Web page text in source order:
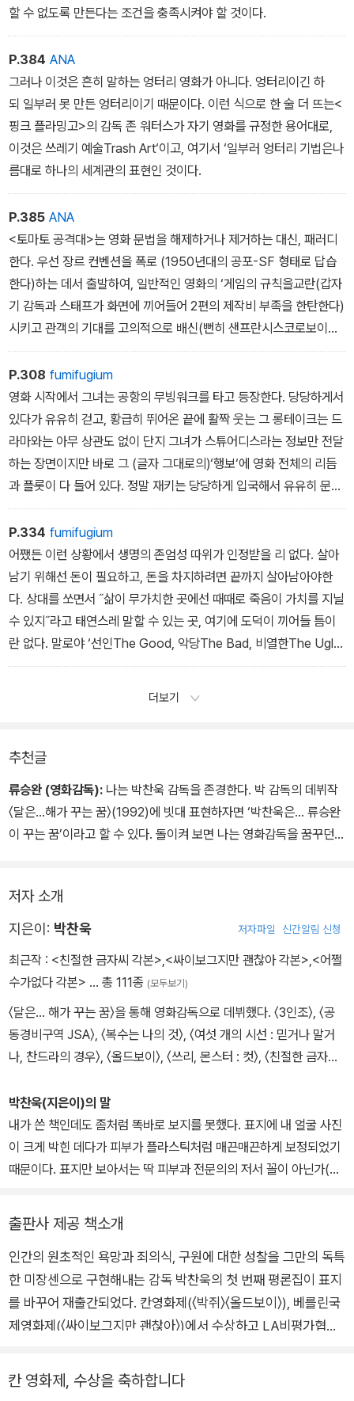
할 수 없도록 만든다는 조건을 충족시켜야 할 것이다.
P.384 ANA
그러나 이것은 흔히 말하는 엉터리 영화가 아니다. 엉터리이긴 하
되 일부러 못 만든 엉터리이기 때문이다. 이런 식으로 한 술 더 뜨는<
핑크 플라밍고>의 감독 존 워터스가 자기 영화를 규정한 용어대로,
이것은 쓰레기 예술Trash Art‘이고, 여기서 ‘일부러 엉터리 기법은나
름대로 하나의 세계관의 표현인 것이다.
P.385 ANA
<토마토 공격대>는 영화 문법을 해제하거나 제거하는 대신, 패러디
한다. 우선 장르 컨벤션을 폭로 (1950년대의 공포-SF 형태로 답습
한다)하는 데서 출발하여, 일반적인 영화의 ‘게임의 규칙을교란(갑자
기 감독과 스태프가 화면에 끼어들어 2편의 제작비 부족을 한탄한다)
시키고 관객의 기대를 고의적으로 배신(뻔히 샌프란시스코로보이
는 거리 장면에 태연스럽게 ‘뉴욕‘ 이란 커다란 자막을 넣는다)하는나
머지, 끝내는 영화 자체를 조롱(<돌아온 킬러 토마토>에서는, <가슴
이 큰 계집애들, 해변으로 간다. 그리고 브래지어를 벗다>라는 허구
의 영화 속 영화가 본 영화와 수시로 뒤섞인다)하는 지경에 까지이른
다.
P.308 fumifugium
영화 시작에서 그녀는 공항의 무빙워크를 타고 등장한다. 당당하게서
있다가 유유히 걷고, 황급히 뛰어온 끝에 활짝 웃는 그 롱테이크는 드
라마와는 아무 상관도 없이 단지 그녀가 스튜어디스라는 정보만 전달
하는 장면이지만 바로 그 (글자 그대로의)‘행보‘에 영화 전체의 리듬
과 플롯이 다 들어 있다. 정말 재키는 당당하게 입국해서 유유히 문제
를 해결해나가다가 곤란에빠지는 시늉만 좀 해주고는 끝으로 돈을 다
차지하고 빙긋 웃어버리는것이 아닌가.
P.334 fumifugium
어쨌든 이런 상황에서 생명의 존엄성 따위가 인정받을 리 없다. 살아
남기 위해선 돈이 필요하고, 돈을 차지하려면 끝까지 살아남아야한
다. 상대를 쏘면서 ˝삶이 무가치한 곳에선 때때로 죽음이 가치를 지닐
수 있지˝라고 태연스레 말할 수 있는 곳, 여기에 도덕이 끼어들 틈이
란 없다. 말로야 ‘선인The Good, 악당The Bad, 비열한The Ugly‘
이지만 사실 이 인간들에 그런 구별은 무의미하다. 선한 자는 하나도
는 무엇에도 관심이 없다. 서로가 가진 정보를 털어놓기로 했을때 정
놓는 자도 그다. 묘비명을 적어놓겠다던 돌멩이에 아무것도 안 씌어
져 있음은 물론이다. 최후의 3각 결투 때, 엔젤 아이즈는 투코와블론
디 둘을 상대해야 하지만 블론디는 안심하고 엔젤 아이즈만 쏘면 된
다. 블론디는 가장 영리한 사나이.
더보기
추천글
류승완 (영화감독): 나는 박찬욱 감독을 존경한다. 박 감독의 데뷔작
〈달은…해가 꾸는 꿈〉(1992)에 빗대 표현하자면 ‘박찬욱은… 류승완
이 꾸는 꿈’이라고 할 수 있다. 돌이켜 보면 나는 영화감독을 꿈꾸던
고, 제작이 무산된 ‘야간비행’과 두 번째 영화 〈3인조〉(1997)에 연출
부로 참여해 현장수업을 받기도 했다. 각본·연출작업 외 비평가로 활
되었다. 이 글은 『박찬욱의 오마주』와 『박찬욱의 몽타주』라는 제목으
로 재발간되었다.
저자 소개
지은이: 박찬욱 저자파일 신간알림 신청
최근작 : <친절한 금자씨 각본> <싸이보그지만 괜찮아 각본> <어쩔
수가없다 각본> … 총 111종 (모두보기)
〈달은… 해가 꾸는 꿈〉을 통해 영화감독으로 데뷔했다. 〈3인조〉, 〈공
동경비구역 JSA〉, 〈복수는 나의 것〉, 〈여섯 개의 시선 : 믿거나 말거
나, 찬드라의 경우〉, 〈올드보이〉, 〈쓰리, 몬스터 : 컷〉, 〈친절한 금자
래〉, 〈A Rose Reborn〉, 〈아가씨〉, 〈격세지감〉, 〈리틀 드러머 걸〉,
〈일장춘몽〉, 〈헤어질 결심〉, 〈동조자〉, 〈어쩔수가없다〉 등의 작품을 만
들었다. 지은 책으로 『박찬욱의 몽타주』, 『박찬욱의 오마주』, 『공동경
비구역 JSA 각본』, 『복수는 나의 것 각본』, 『올드보이 각본』, 『박쥐
『아가씨 가까이』, 『너의 표정』, 『헤어질 결심 각본』, 『헤어질 결심 스
토리보드북』, 『어떻게 헤어질 결심을』, 『전,란 각본』, 『어쩔수가없다
각본』이 있다.
박찬욱(지은이)의 말
내가 쓴 책인데도 좀처럼 똑바로 보지를 못했다. 표지에 내 얼굴 사진
이 크게 박힌 데다가 피부가 플라스틱처럼 매끈매끈하게 보정되었기
때문이다. 표지만 보아서는 딱 피부과 전문의의 저서 꼴이 아닌가(하
나오기는 한다. 이 책 표지에서 영감을 받아 창조되었는지도 모를 일
이다). 출판사 대표님을 조르고 조른 끝에 이제 드디어 이 책이 옷을
갈아입게 되었다. 아니 피부를 교체한다. 내가 찍힌 사진에서 내가 찍
은 사진으로. 출판사에서 고른 이 사진들이 책의 내용과 각각 어떻게
조응하는지 똑 부러지게 설명하긴 어렵다. 그런데 가만 보고 있으면
묘하게도 납득이 된다.
출판사 제공 책소개
인간의 원초적인 욕망과 죄의식, 구원에 대한 성찰을 그만의 독특
한 미장센으로 구현해내는 감독 박찬욱의 첫 번째 평론집이 표지
를 바꾸어 재출간되었다. 칸영화제(〈박쥐〉〈올드보이〉), 베를린국
제영화제(〈싸이보그지만 괜찮아〉)에서 수상하고 LA비평가협회
에도 수차례씩 초청을 받는 감독 박찬욱은, 올해 6년 만의 신작
영화 〈헤어질 결심〉(탕웨이 주연)을 발표할 예정이며 동시에 로
칸 영화제, 수상을 축하합니다